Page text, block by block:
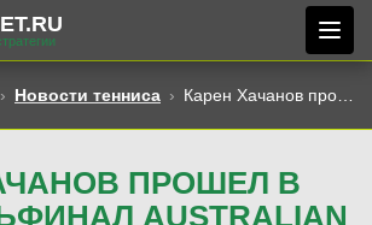
Новости тенниса Карен Хачанов прошел в четвертьфинал Australian Open
ПРОШЕЛ В
AUSTRALIAN